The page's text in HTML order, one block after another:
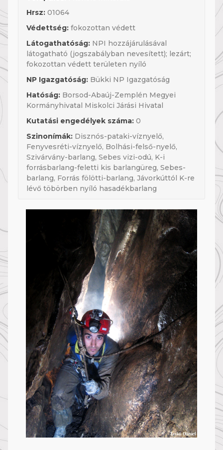
Hrsz: 01064
Védettség: fokozottan védett
Látogathatóság: NPI hozzájárulásával
látogatható (jogszabályban nevesített); lezárt;
fokozottan védett területen nyíló
NP Igazgatóság: Bükki NP Igazgatóság
Hatóság: Borsod-Abaúj-Zemplén Megyei
Kormányhivatal Miskolci Járási Hivatal
Kutatási engedélyek száma: 0
Szinonímák: Disznós-pataki-víznyelő,
Fenyvesréti-víznyelő, Bolhási-felső-nyelő,
Szivárvány-barlang, Sebes vizi-odú, K-i
forrásbarlang-feletti kis barlangüreg, Sebes-
barlang, Forrás fölötti-barlang, Jávorkúttól K-re
lévő töbörben nyíló hasadékbarlang